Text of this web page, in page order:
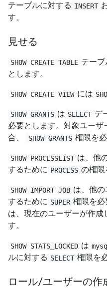
テーブルに対する INSERT
す。
見せる
SHOW CREATE TABLE テー
とします。
SHOW CREATE VIEW には
SHOW GRANTS は SELECT デ
必要とします。対象ユー
合、
SHOW GRANTS 権限を
SHOW PROCESSLIST は、他
するために PROCESS の権限
SHOW IMPORT JOB は、他
するために SUPER 権限を
は、現在のユーザーが作成
す。
SHOW STATS_LOCKED は
ルに対する SELECT 権限を
ロール/ユーザーの作